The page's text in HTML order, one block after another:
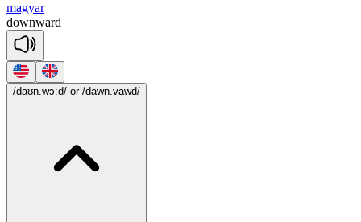
magyar
downward
/daʊn.wɔ:d/ or /dawn.vawd/